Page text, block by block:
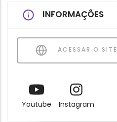
INFORMAÇÕES
ACESSAR O SITE
Youtube Instagram